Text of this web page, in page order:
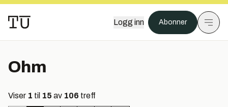
Logg inn Abonner
Ohm
Viser 1 til 15 av 106 treff